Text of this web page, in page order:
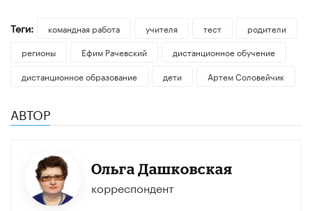
Теги: командная работа учителя тест
родители
регионы
Ефим Рачевский
дистанционное обучение
дистанционное образование
дети Артем Соловейчик
АВТОР
Ольга Дашковская
корреспондент